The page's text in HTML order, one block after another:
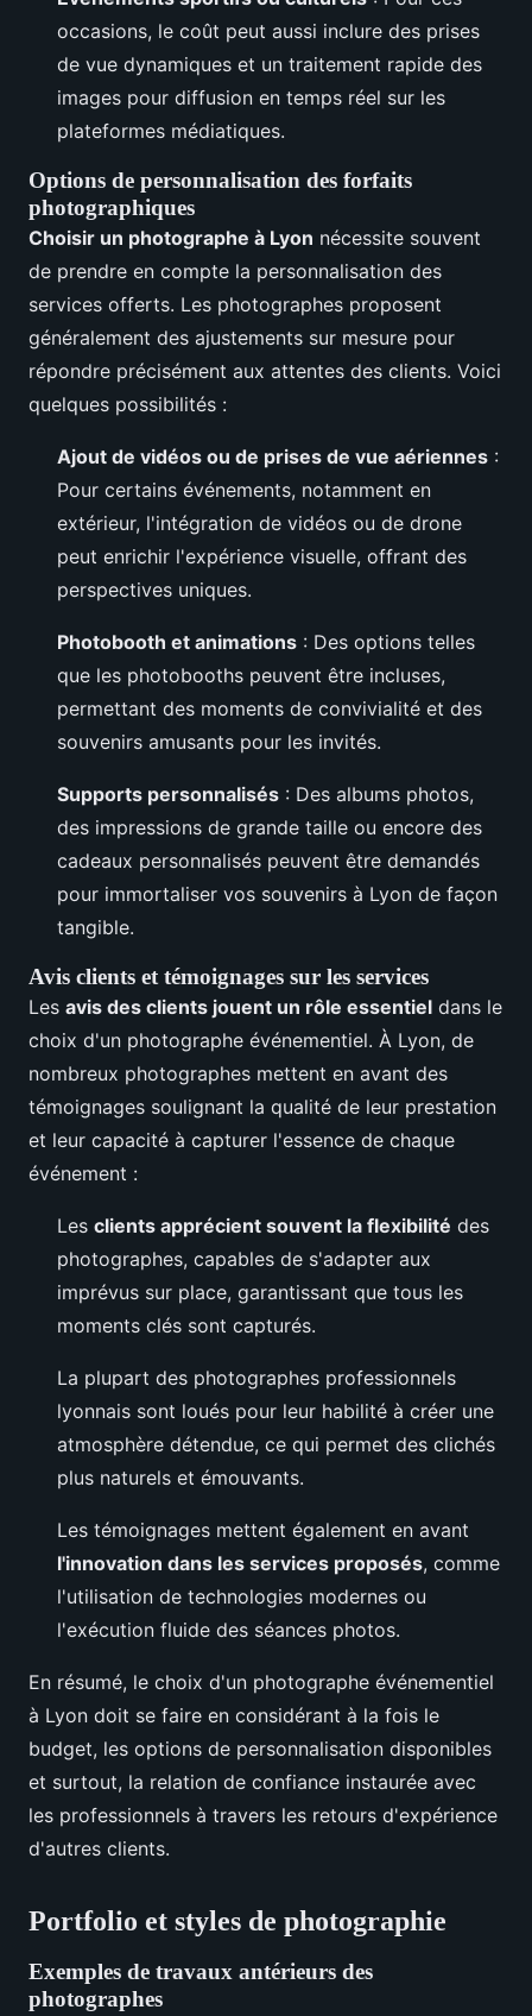
occasions, le coût peut aussi inclure des prises
de vue dynamiques et un traitement rapide des
images pour diffusion en temps réel sur les
plateformes médiatiques.
Options de personnalisation des forfaits
photographiques
Choisir un photographe à Lyon nécessite souvent
de prendre en compte la personnalisation des
services offerts. Les photographes proposent
généralement des ajustements sur mesure pour
répondre précisément aux attentes des clients. Voici
quelques possibilités :
Ajout de vidéos ou de prises de vue aériennes :
Pour certains événements, notamment en
extérieur, l'intégration de vidéos ou de drone
peut enrichir l'expérience visuelle, offrant des
perspectives uniques.
Photobooth et animations : Des options telles
que les photobooths peuvent être incluses,
permettant des moments de convivialité et des
souvenirs amusants pour les invités.
Supports personnalisés : Des albums photos,
des impressions de grande taille ou encore des
cadeaux personnalisés peuvent être demandés
pour immortaliser vos souvenirs à Lyon de façon
tangible.
Avis clients et témoignages sur les services
Les avis des clients jouent un rôle essentiel dans le
choix d'un photographe événementiel. À Lyon, de
nombreux photographes mettent en avant des
témoignages soulignant la qualité de leur prestation
et leur capacité à capturer l'essence de chaque
événement :
Les clients apprécient souvent la flexibilité des
photographes, capables de s'adapter aux
imprévus sur place, garantissant que tous les
moments clés sont capturés.
La plupart des photographes professionnels
lyonnais sont loués pour leur habilité à créer une
atmosphère détendue, ce qui permet des clichés
plus naturels et émouvants.
Les témoignages mettent également en avant
l'innovation dans les services proposés, comme
l'utilisation de technologies modernes ou
l'exécution fluide des séances photos.
En résumé, le choix d'un photographe événementiel
à Lyon doit se faire en considérant à la fois le
budget, les options de personnalisation disponibles
et surtout, la relation de confiance instaurée avec
les professionnels à travers les retours d'expérience
d'autres clients.
Portfolio et styles de photographie
Exemples de travaux antérieurs des
photographes